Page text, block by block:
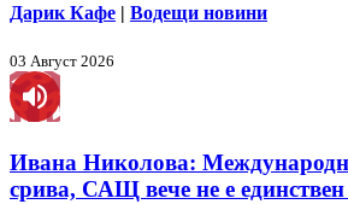
Дарик Кафе | Водещи новини
03 Август 2026
Ивана Николова:
срива, САЩ вече не е единствен